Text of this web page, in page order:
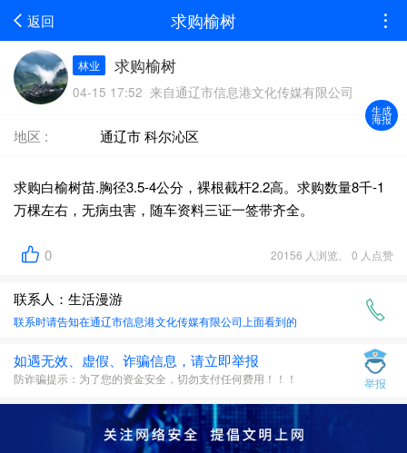
生成
海报
返回 求购榆树
林业 求购榆树
04-15 17:52 来自通辽市信息港文化传媒有限公司
地区 : 通辽市 科尔沁区
求购白榆树苗.胸径3.5-4公分，裸根截杆2.2高。求购数量8千-1
万棵左右，无病虫害，随车资料三证一签带齐全。
0 20156 人浏览、 0 人点赞
联系人：生活漫游
联系时请告知在通辽市信息港文化传媒有限公司 上面看到的
如遇无效、虚假、诈骗信息，请立即举报
防诈骗提示：为了您的资金安全，切勿支付任何费用！！！ 举报